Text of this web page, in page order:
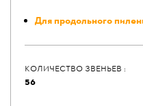
Для продольного
КОЛИЧЕСТВО ЗВЕНЬЕВ :
56